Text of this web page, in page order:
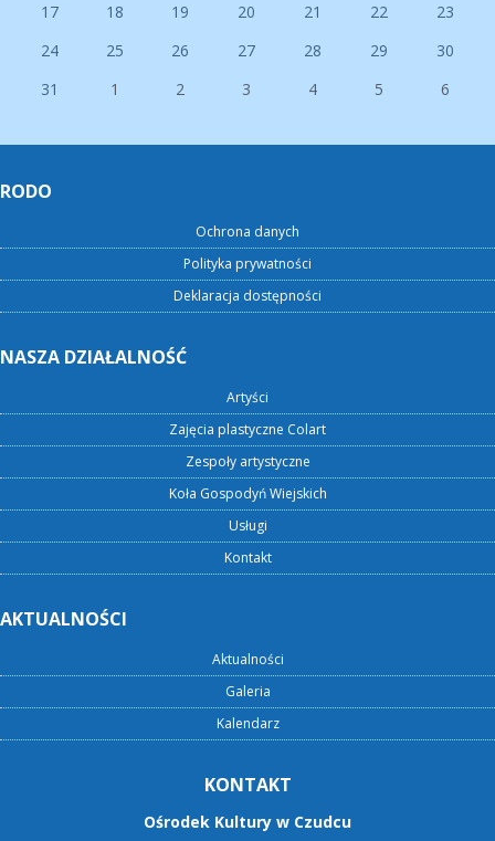
17
18 19 20 21 22
23
24
25 26 27 28 29
30
31
1 2 3 4 5 6
RODO
Ochrona danych
Polityka prywatności
Deklaracja dostępności
NASZA DZIAŁALNOŚĆ
Artyści
Zajęcia plastyczne Colart
Zespoły artystyczne
Koła Gospodyń Wiejskich
Usługi
Kontakt
AKTUALNOŚCI
Aktualności
Galeria
Kalendarz
KONTAKT
Ośrodek Kultury w Czudcu